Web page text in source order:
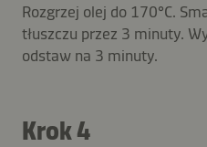
Rozgrzej olej do 170°C.
tłuszczu przez 3 minuty.
odstaw na 3 minuty.
Krok 4